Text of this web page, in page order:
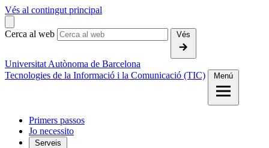
Vés al contingut principal
Cerca al web Vés
Universitat Autònoma de Barcelona
Tecnologies de la Informació i la Comunicació (TIC)
Menú
Primers passos
Jo necessito
Serveis